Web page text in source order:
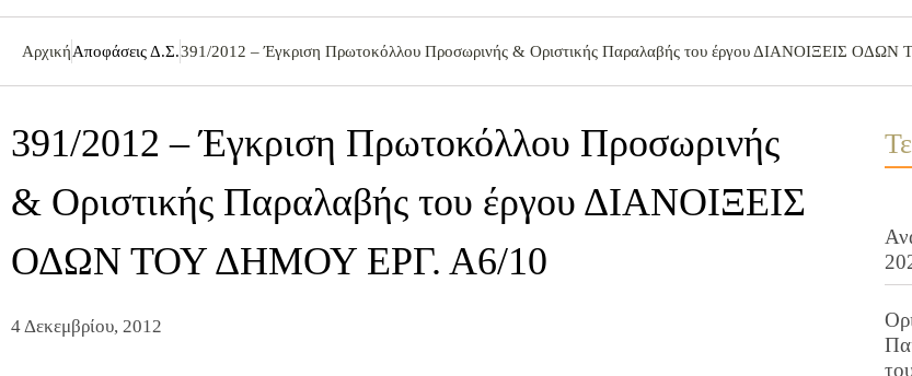
ΑρχικήΑποφάσεις Δ.Σ.391/2012 – Έγκριση Πρωτοκόλλου Προσωρινής & Οριστικής Παραλαβής του έργου ΔΙΑΝΟΙΞΕΙΣ
391/2012 – Έγκριση Πρωτοκόλλου Προσωρινής
& Οριστικής Παραλαβής του έργου ΔΙΑΝΟΙΞΕΙΣ
ΟΔΩΝ ΤΟΥ ΔΗΜΟΥ ΕΡΓ. Α6/10
4 Δεκεμβρίου, 2012